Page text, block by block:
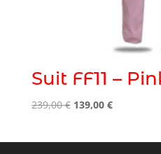
Suit FF11 –
239,00€ Original
139,00 €Current